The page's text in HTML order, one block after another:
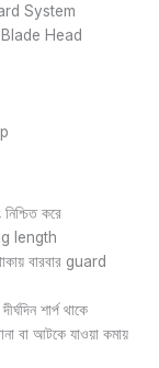
System
Head
করে
length
বারবার guard
শার্প থাকে
আটকে যাওয়া কমায়